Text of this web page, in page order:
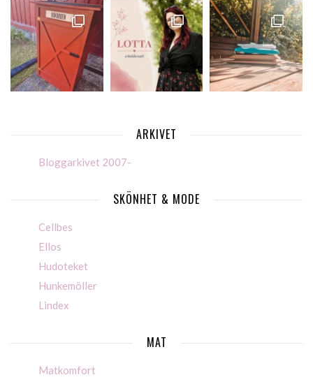
ARKIVET
Bloggarkivet 2007-
SKÖNHET & MODE
Cellbes
Ellos
Hudoteket
Hunkemöller
Lindex
MAT
Matkomfort